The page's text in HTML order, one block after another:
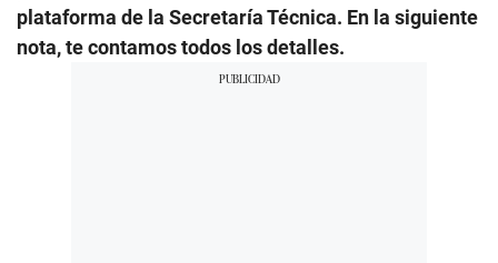
plataforma de la Secretaría Técnica. En la siguiente
nota, te contamos todos los detalles.